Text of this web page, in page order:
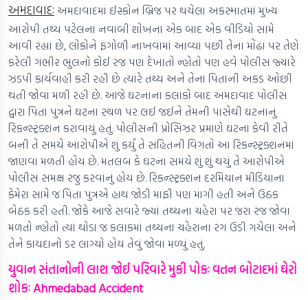
અમદાવાદઃ અમદાવાદમાં ઈસ્કોન બ્રિજ પર થયેલા અકસ્માતમાં મુખ્ય
આરોપી તથ્ય પટેલના નવાબી શોખના એક બાદ એક વીડિયો સામે
આવી રહ્યા છે, લોકોને ફંગોળી નાખવામાં આવ્યા પછી તેના મોંઢા પર તેણે
કરેલી ગંભીર ભુલનો કોઈ રંજ પણ દેખાતો ન્હોતો પણ હવે પોલીસ જ્યારે
ઝડપી કાર્યવાહી કરી રહી છે ત્યારે તથ્ય અને તેના પિતાની અકડ ઓછી
થતી જોવા મળી રહી છે. આજે ઘટનાના કલાકો બાદ અમદાવાદ પોલીસ
દ્વારા પિતા પુત્રને ઘટના સ્થળ પર લઈ જઈને તેમની પાસેથી ઘટનાનું
રિકન્સ્ટ્રક્શન કરાવાયું હતું. પોલીસની પ્રોસિઝર પ્રમાણે ઘટના કેવી રીતે
બની તે સમયે આરોપીએ શું કર્યું તે સહિતની વિગતો આ રિકન્સ્ટ્રક્શનમાં
જાણવા મળતી હોય છે. મતલબ કે ઘટના સમયે શું શું થયું તે આરોપીએ
પોલીસ સમક્ષ રજુ કરવાનું હોય છે. રિકન્સ્ટ્રક્શન દરમિયાન મીડિયાના
કેમેરા સામે જ પિતા પુત્રએ હાથ જોડી માફી પણ માગી હતી અને ઉઠક
બેઠક કરી હતી. જોકે આજે સવારે જ્યાં તથ્યના ચહેરા પર જરા રંજ જોવા
મળતો ન્હોતો ત્યાં થોડા જ કલાકમાં તથ્યના ચહેરાના રંગ ઉડી ગયેલા અને
તેને કાયદાનો ડર લાગ્યો હોય તેવું જોવા મળ્યું હતું.
યુવાન સંતાનોની લાશ જોઈ પરિવારે મુકી પોકઃ વતન બોટાદમાં ઘેરો
શોકઃ Ahmedabad Accident